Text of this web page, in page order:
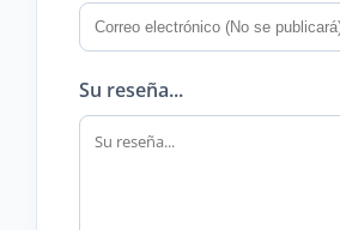
Su reseña...